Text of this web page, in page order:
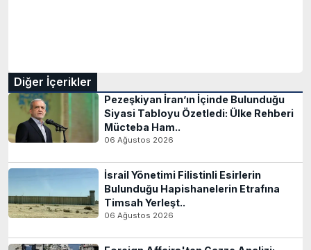
Diğer İçerikler
Pezeşkiyan İran’ın İçinde Bulunduğu
Siyasi Tabloyu Özetledi: Ülke Rehberi
Mücteba Ham..
06 Ağustos 2026
İsrail Yönetimi Filistinli Esirlerin
Bulunduğu Hapishanelerin Etrafına
Timsah Yerleşt..
06 Ağustos 2026